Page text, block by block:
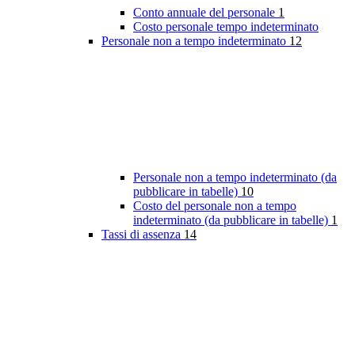
Conto annuale del personale 1
Costo personale tempo indeterminato
Personale non a tempo indeterminato 12
Personale non a tempo indeterminato (da
pubblicare in tabelle) 10
Costo del personale non a tempo
indeterminato (da pubblicare in tabelle) 1
Tassi di assenza 14